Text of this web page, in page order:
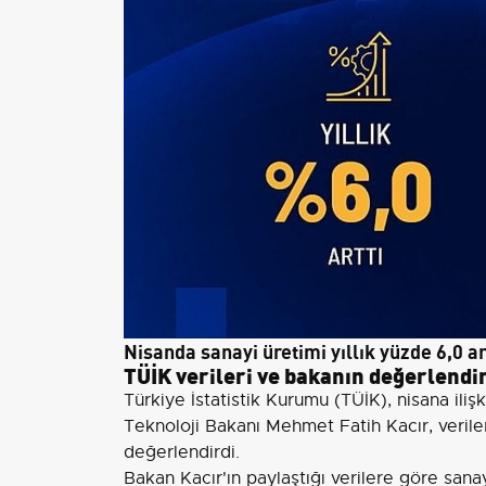
Nisanda sanayi üretimi yıllık yüzde 6,0
TÜİK verileri ve bakanın
Türkiye İstatistik Kurumu (TÜİK), nisana
Teknoloji Bakanı Mehmet Fatih Kacır,
değerlendirdi.
Bakan Kacır'ın paylaştığı verilere göre